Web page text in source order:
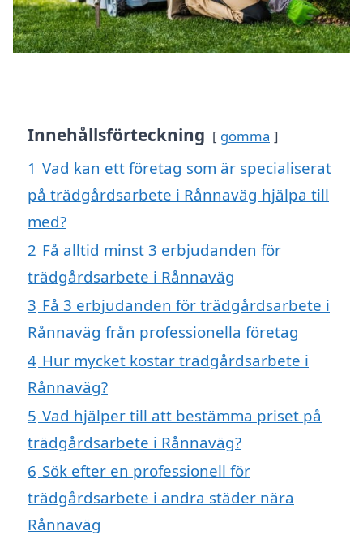
Innehållsförteckning gömma
1 Vad kan ett företag som är specialiserat
på trädgårdsarbete i Rånnaväg hjälpa till
med?
2 Få alltid minst 3 erbjudanden för
trädgårdsarbete i Rånnaväg
3 Få 3 erbjudanden för trädgårdsarbete i
Rånnaväg från professionella företag
4 Hur mycket kostar trädgårdsarbete i
Rånnaväg?
5 Vad hjälper till att bestämma priset på
trädgårdsarbete i Rånnaväg?
6 Sök efter en professionell för
trädgårdsarbete i andra städer nära
Rånnaväg